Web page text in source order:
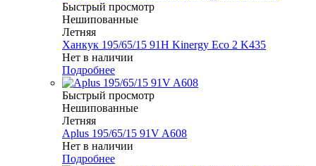
Быстрый просмотр
Нешипованные
Летняя
Ханкук 195/65/15 91H Kinergy Eco 2 K435
Нет в наличии
Подробнее
Быстрый просмотр
Нешипованные
Летняя
Aplus 195/65/15 91V A608
Нет в наличии
Подробнее